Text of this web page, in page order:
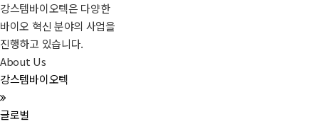
강스템바이오텍은 다양한
바이오 혁신 분야의 사업을
진행하고 있습니다.
About Us
강스템바이오텍
글로벌